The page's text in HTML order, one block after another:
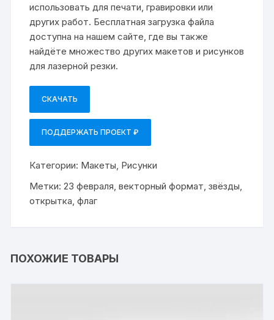
использовать для печати, гравировки или
других работ. Бесплатная загрузка файла
доступна на нашем сайте, где вы также
найдёте множество других макетов и рисунков
для лазерной резки.
СКАЧАТЬ
ПОДДЕРЖАТЬ ПРОЕКТ ₽
Категории: Макеты Рисунки
Метки:23 февраля ,векторный формат ,звёзды
открытка ,флаг
ПОХОЖИЕ ТОВАРЫ